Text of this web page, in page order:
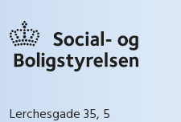
Lerchesgade 35, 5